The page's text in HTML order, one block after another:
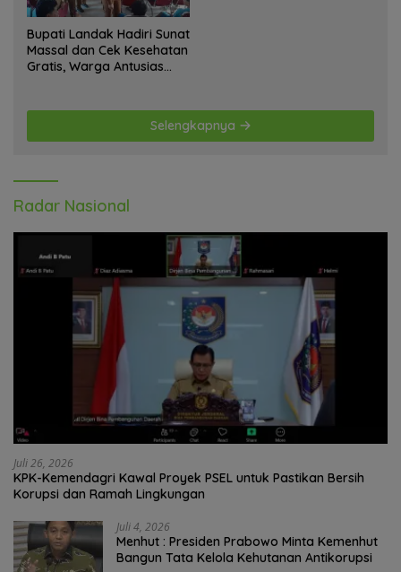
Bupati Landak Hadiri Sunat
Massal dan Cek Kesehatan
Gratis, Warga Antusias
Selengkapnya
Radar Nasional
Juli 26, 2026
KPK-Kemendagri Kawal Proyek PSEL untuk Pastikan Bersih
Korupsi dan Ramah Lingkungan
Juli 4, 2026
Menhut : Presiden Prabowo Minta Kemenhut
Bangun Tata Kelola Kehutanan Antikorupsi